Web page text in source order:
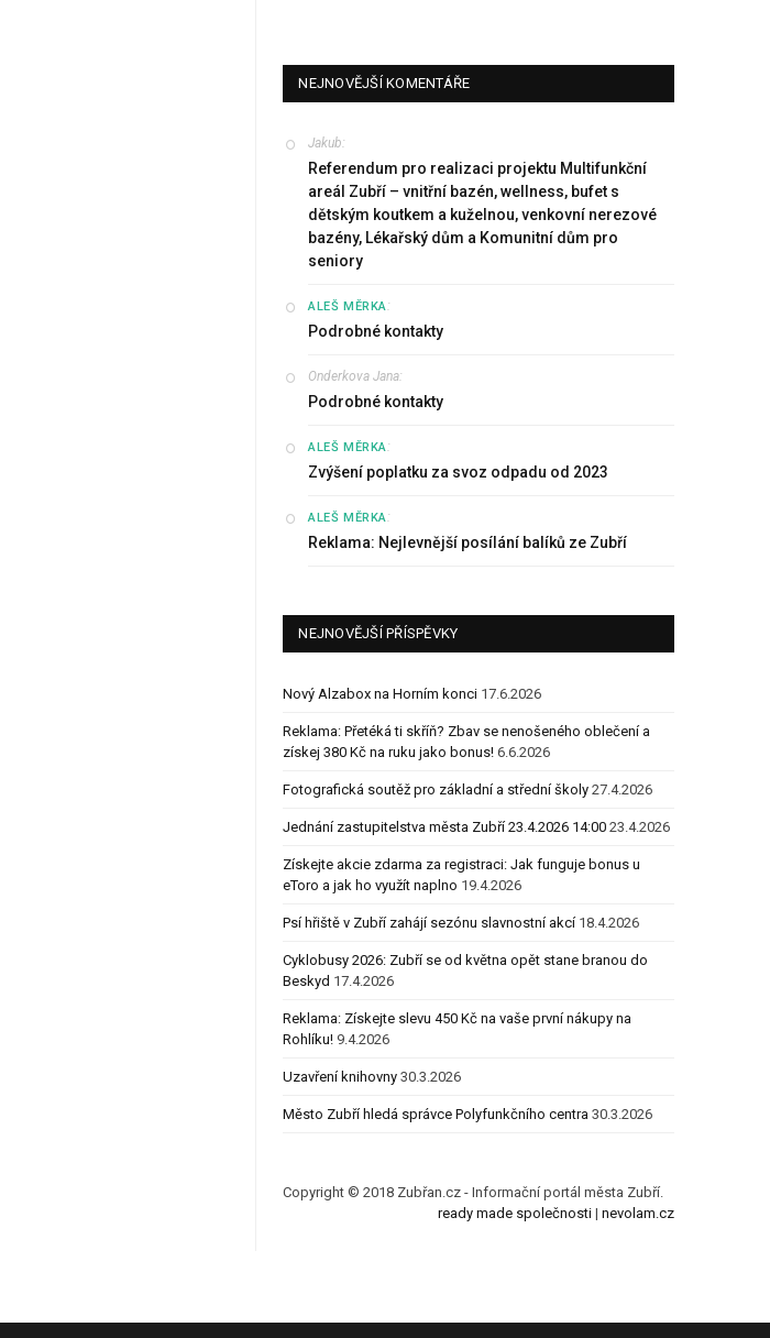
NEJNOVĚJŠÍ KOMENTÁŘE
Jakub:
Referendum pro realizaci projektu Multifunkční
areál Zubří – vnitřní bazén, wellness, bufet s
dětským koutkem a kuželnou, venkovní nerezové
bazény, Lékařský dům a Komunitní dům pro
seniory
ALEŠ MĚRKA:
Podrobné kontakty
Onderkova Jana:
Podrobné kontakty
ALEŠ MĚRKA:
Zvýšení poplatku za svoz odpadu od 2023
ALEŠ MĚRKA:
Reklama: Nejlevnější posílání balíků ze Zubří
NEJNOVĚJŠÍ PŘÍSPĚVKY
Nový Alzabox na Horním konci 17.6.2026
Reklama: Přetéká ti skříň? Zbav se nenošeného oblečení a
získej 380 Kč na ruku jako bonus! 6.6.2026
Fotografická soutěž pro základní a střední školy 27.4.2026
Jednání zastupitelstva města Zubří 23.4.2026 14:00 23.4.2026
Získejte akcie zdarma za registraci: Jak funguje bonus u
eToro a jak ho využít naplno 19.4.2026
Psí hřiště v Zubří zahájí sezónu slavnostní akcí 18.4.2026
Cyklobusy 2026: Zubří se od května opět stane branou do
Beskyd 17.4.2026
Reklama: Získejte slevu 450 Kč na vaše první nákupy na
Rohlíku! 9.4.2026
Uzavření knihovny 30.3.2026
Město Zubří hledá správce Polyfunkčního centra 30.3.2026
Copyright © 2018 Zubřan.cz - Informační portál města Zubří.
ready made společnosti| nevolam.cz